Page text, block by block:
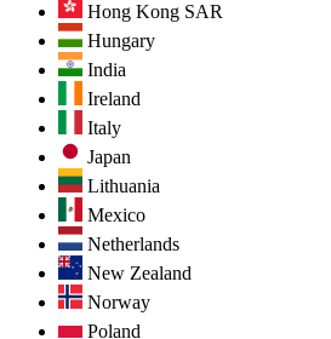
Hong Kong SAR
Hungary
India
Ireland
Italy
Japan
Lithuania
Mexico
Netherlands
New Zealand
Norway
Poland